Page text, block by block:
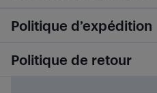
Politique d’expédition
Politique de retour